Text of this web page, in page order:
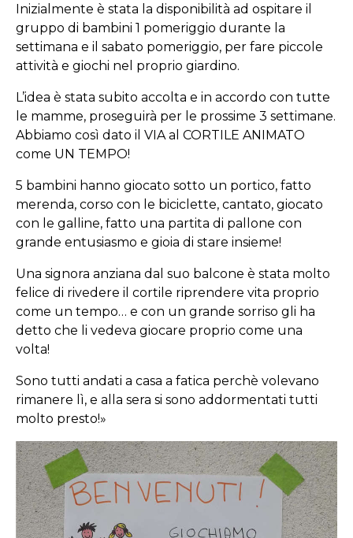
Inizialmente è stata la disponibilità ad ospitare il
gruppo di bambini 1 pomeriggio durante la
settimana e il sabato pomeriggio, per fare piccole
attività e giochi nel proprio giardino.
L’idea è stata subito accolta e in accordo con tutte
le mamme, proseguirà per le prossime 3 settimane.
Abbiamo così dato il VIA al CORTILE ANIMATO
come UN TEMPO!
5 bambini hanno giocato sotto un portico, fatto
merenda, corso con le biciclette, cantato, giocato
con le galline, fatto una partita di pallone con
grande entusiasmo e gioia di stare insieme!
Una signora anziana dal suo balcone è stata molto
felice di rivedere il cortile riprendere vita proprio
come un tempo… e con un grande sorriso gli ha
detto che li vedeva giocare proprio come una
volta!
Sono tutti andati a casa a fatica perchè volevano
rimanere lì, e alla sera si sono addormentati tutti
molto presto!»